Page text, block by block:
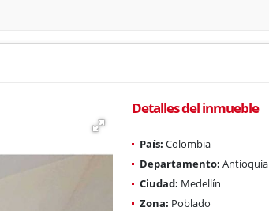
Detalles del inmueble
País: Colombia
Departamento: Antioquia
Ciudad: Medellín
Zona: Poblado